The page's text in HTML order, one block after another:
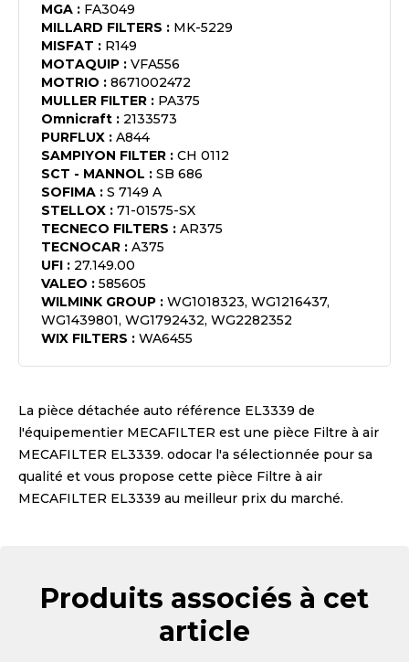
MGA : FA3049
MILLARD FILTERS : MK-5229
MISFAT : R149
MOTAQUIP : VFA556
MOTRIO : 8671002472
MULLER FILTER : PA375
Omnicraft : 2133573
PURFLUX : A844
SAMPIYON FILTER : CH 0112
SCT - MANNOL : SB 686
SOFIMA : S 7149 A
STELLOX : 71-01575-SX
TECNECO FILTERS : AR375
TECNOCAR : A375
UFI : 27.149.00
VALEO : 585605
WILMINK GROUP : WG1018323, WG1216437,
WG1439801, WG1792432, WG2282352
WIX FILTERS : WA6455
La pièce détachée auto référence EL3339 de
l'équipementier MECAFILTER est une pièce Filtre à air
MECAFILTER EL3339. odocar l'a sélectionnée pour sa
qualité et vous propose cette pièce Filtre à air
MECAFILTER EL3339 au meilleur prix du marché.
Produits associés à cet
article